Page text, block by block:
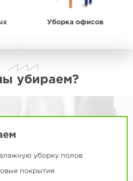
Уборка офисов
убираем?
уборку полов
покрытия